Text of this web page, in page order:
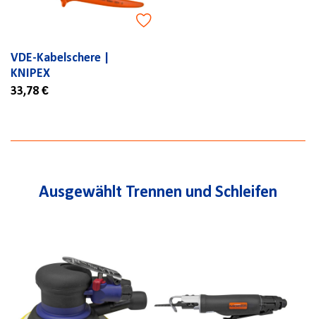
VDE-Kabelschere |
KNIPEX
33,78 €
Ausgewählt Trennen und Schleifen